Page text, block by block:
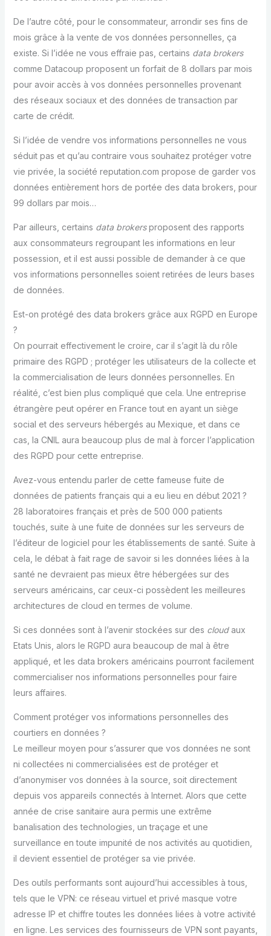
De l’autre côté, pour le consommateur, arrondir ses fins de
mois grâce à la vente de vos données personnelles, ça
existe. Si l’idée ne vous effraie pas, certains data brokers
comme Datacoup proposent un forfait de 8 dollars par mois
pour avoir accès à vos données personnelles provenant
des réseaux sociaux et des données de transaction par
carte de crédit.
Si l’idée de vendre vos informations personnelles ne vous
séduit pas et qu’au contraire vous souhaitez protéger votre
vie privée, la société reputation.com propose de garder vos
données entièrement hors de portée des data brokers, pour
99 dollars par mois…
Par ailleurs, certains data brokersproposent des rapports
aux consommateurs regroupant les informations en leur
possession, et il est aussi possible de demander à ce que
vos informations personnelles soient retirées de leurs bases
de données.
Est-on protégé des data brokers grâce aux RGPD en Europe
?
On pourrait effectivement le croire, car il s’agit là du rôle
primaire des RGPD ; protéger les utilisateurs de la collecte et
la commercialisation de leurs données personnelles. En
réalité, c’est bien plus compliqué que cela. Une entreprise
étrangère peut opérer en France tout en ayant un siège
social et des serveurs hébergés au Mexique, et dans ce
cas, la CNIL aura beaucoup plus de mal à forcer l’application
des RGPD pour cette entreprise.
Avez-vous entendu parler de cette fameuse fuite de
données de patients français qui a eu lieu en début 2021 ?
28 laboratoires français et près de 500 000 patients
touchés, suite à une fuite de données sur les serveurs de
l’éditeur de logiciel pour les établissements de santé. Suite à
cela, le débat à fait rage de savoir si les données liées à la
santé ne devraient pas mieux être hébergées sur des
serveurs américains, car ceux-ci possèdent les meilleures
architectures de cloud en termes de volume.
Si ces données sont à l’avenir stockées sur des cloudaux
Etats Unis, alors le RGPD aura beaucoup de mal à être
appliqué, et les data brokers américains pourront facilement
commercialiser nos informations personnelles pour faire
leurs affaires.
Comment protéger vos informations personnelles des
courtiers en données ?
Le meilleur moyen pour s’assurer que vos données ne sont
ni collectées ni commercialisées est de protéger et
d’anonymiser vos données à la source, soit directement
depuis vos appareils connectés à Internet. Alors que cette
année de crise sanitaire aura permis une extrême
banalisation des technologies, un traçage et une
surveillance en toute impunité de nos activités au quotidien,
il devient essentiel de protéger sa vie privée.
Des outils performants sont aujourd’hui accessibles à tous,
tels que le VPN: ce réseau virtuel et privé masque votre
adresse IP et chiffre toutes les données liées à votre activité
en ligne. Les services des fournisseurs de VPN sont payants,